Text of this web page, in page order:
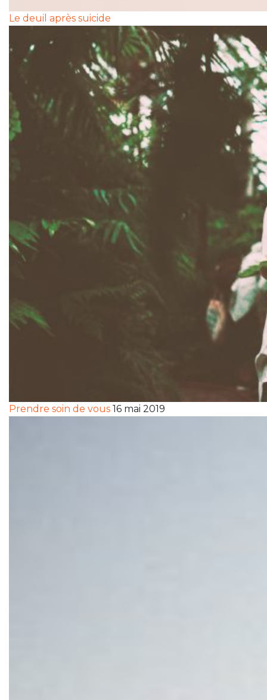
Le deuil après suicide
Prendre soin de vous 16 mai 2019